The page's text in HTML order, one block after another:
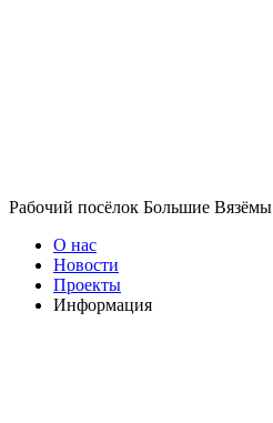
Рабочий посёлок Большие Вязёмы
О нас
Новости
Проекты
Информация